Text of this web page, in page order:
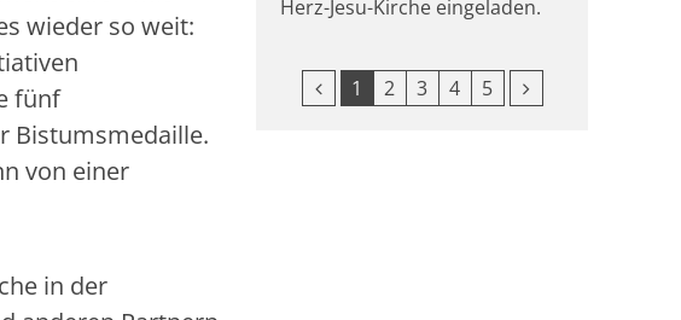
wieder so weit:
fünf
Bistumsmedaille.
von einer
in der
Herz-Jesu-Kirche eingeladen.
Vorherige Seite
1 2 3 4 5 Nächste Seite